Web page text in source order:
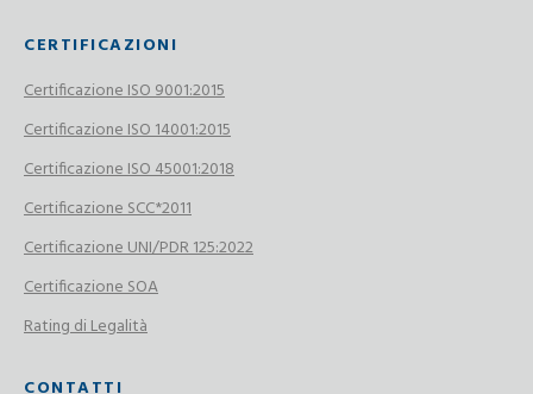
CERTIFICAZIONI
Certificazione ISO 9001:2015
Certificazione ISO 14001:2015
Certificazione ISO 45001:2018
Certificazione SCC*2011
Certificazione UNI/PDR 125:2022
Certificazione SOA
Rating di Legalità